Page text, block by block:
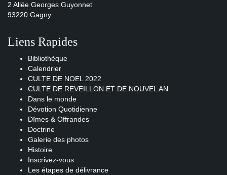
2 Allée Georges Guyonnet
93220 Gagny
Liens Rapides
Bibliothèque
Calendrier
CULTE DE NOEL 2022
CULTE DE REVEILLON ET DE NOUVEL AN
Dans le monde
Dévotion Quotidienne
Dîmes & Offrandes
Doctrine
Galerie des photos
Histoire
Inscrivez-vous
Les étapes de délivrance